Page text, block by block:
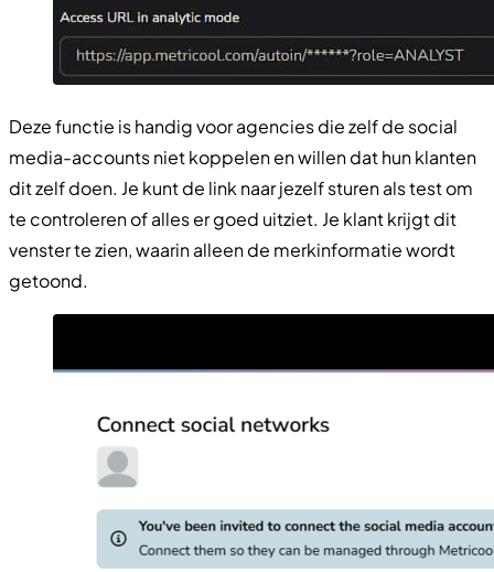
Deze functie is handig voor agencies die zelf de social
media-accounts niet koppelen en willen dat hun klanten
dit zelf doen. Je kunt de link naar jezelf sturen als test om
te controleren of alles er goed uitziet. Je klant krijgt dit
venster te zien, waarin alleen de merkinformatie wordt
getoond.